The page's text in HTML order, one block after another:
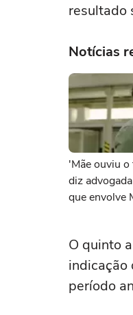
resultado
Notícias
'Mãe ouviu
diz
que envolve
O quinto
indicação
período